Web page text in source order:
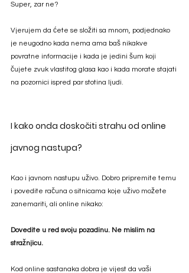
Super, zar ne?
Vjerujem da ćete se složiti sa mnom, podjednako
je neugodno kada nema ama baš nikakve
povratne informacije i kada je jedini šum koji
čujete zvuk vlastitog glasa kao i kada morate stajati
na pozornici ispred par stotina ljudi.
I kako onda doskočiti strahu od online
javnog nastupa?
Kao i javnom nastupu uživo. Dobro pripremite temu
i povedite računa o sitnicama koje uživo možete
zanemariti, ali online nikako:
Dovedite u red svoju pozadinu. Ne mislim na
stražnjicu.
Kod online sastanaka dobra je vijest da vaši